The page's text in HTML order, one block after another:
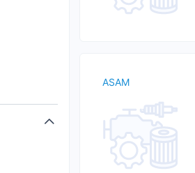
ASAM